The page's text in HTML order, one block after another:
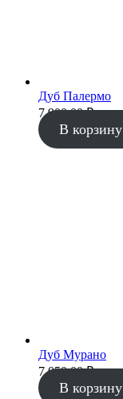
Дуб Палермо
7 900.00₽
В корзину
Дуб Мурано
7 050.00₽
В корзину